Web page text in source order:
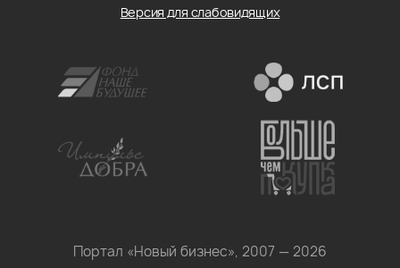
Портал «Новый бизнес», 2007 — 2026
Версия для слабовидящих